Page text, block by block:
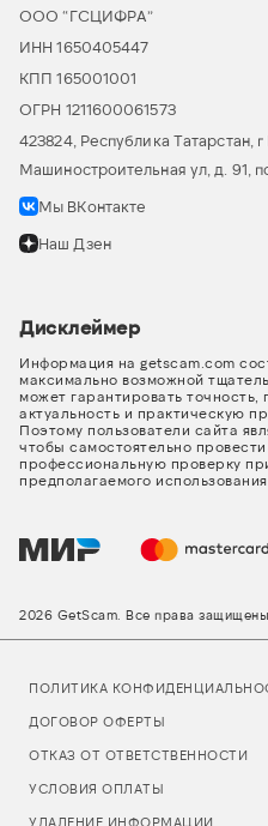
ООО “ГСЦИФРА”
ИНН 1650405447
КПП 165001001
ОГРН 1211600061573
423824, Республика Татарстан,
Машиностроительная ул, д. 91,
Мы ВКонтакте
Наш Дзен
Дисклеймер
Информация на getscam.com
максимально возможной
может гарантировать точность,
актуальность и практическую
Поэтому пользователи сайта
чтобы самостоятельно
профессиональную проверку
предполагаемого использования.
2026 GetScam. Все права защищены
ПОЛИТИКА
ДОГОВОР ОФЕРТЫ
ОТКАЗ ОТ ОТВЕТСТВЕННОСТИ
УСЛОВИЯ ОПЛАТЫ
УДАЛЕНИЕ ИНФОРМАЦИИ